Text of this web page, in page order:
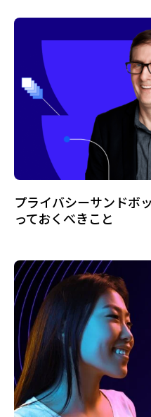
プライバシーサンドボ
っておくべきこと